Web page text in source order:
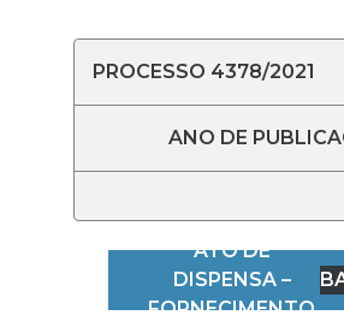
PROCESSO 4378/2021
ANO DE
PROC 4378-2021
ATO DE
DISPENSA –
FORNECIMENTO